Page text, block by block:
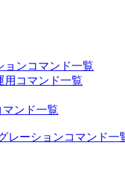
ョンコマンド一覧
用コマンド一覧
マンド一覧
レーションコマンド一